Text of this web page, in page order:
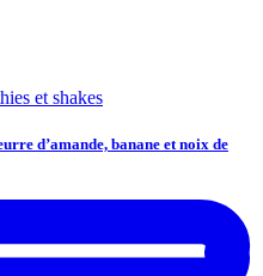
et shakes
d’amande, banane et noix de